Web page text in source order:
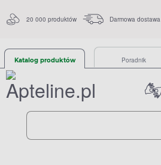
20 000 produktów Darmowa dostawa
Katalog produktów Poradnik